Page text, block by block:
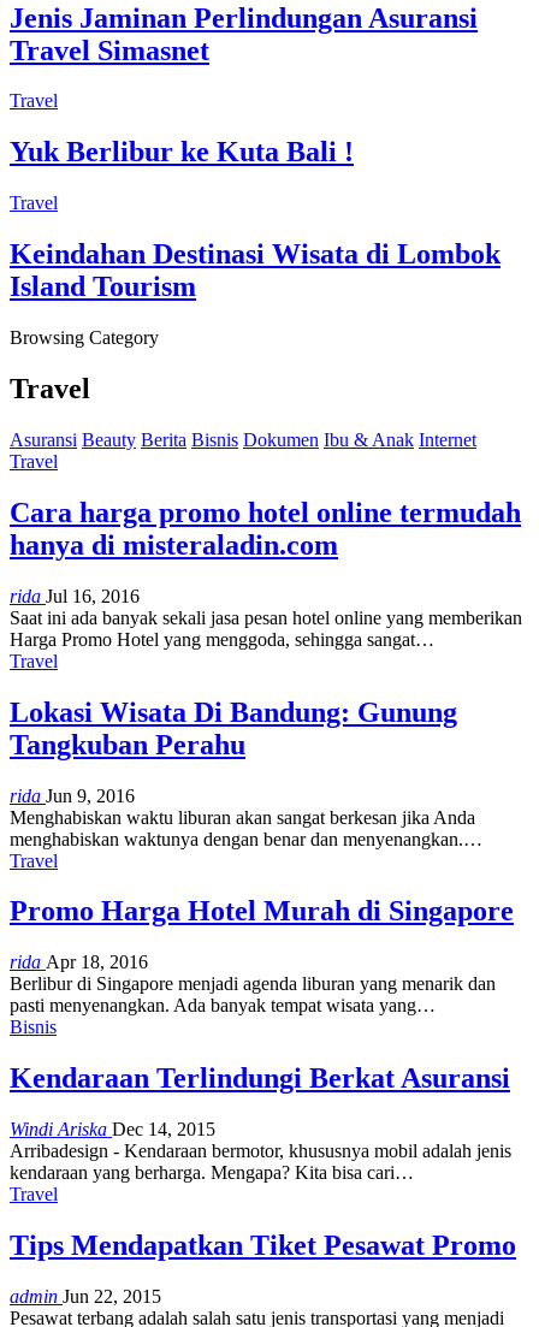
Jenis Jaminan Perlindungan Asuransi
Travel Simasnet
Travel
Yuk Berlibur ke Kuta Bali !
Travel
Keindahan Destinasi Wisata di Lombok
Island Tourism
Browsing Category
Travel
Asuransi Beauty Berita Bisnis Dokumen Ibu & Anak Internet
Travel
Cara harga promo hotel online termudah
hanya di misteraladin.com
rida Jul 16, 2016
Saat ini ada banyak sekali jasa pesan hotel online yang memberikan
Harga Promo Hotel yang menggoda, sehingga sangat…
Travel
Lokasi Wisata Di Bandung: Gunung
Tangkuban Perahu
rida Jun 9, 2016
Menghabiskan waktu liburan akan sangat berkesan jika Anda
menghabiskan waktunya dengan benar dan menyenangkan.…
Travel
Promo Harga Hotel Murah di Singapore
rida Apr 18, 2016
Berlibur di Singapore menjadi agenda liburan yang menarik dan
pasti menyenangkan. Ada banyak tempat wisata yang…
Bisnis
Kendaraan Terlindungi Berkat Asuransi
Windi Ariska Dec 14, 2015
Arribadesign - Kendaraan bermotor, khususnya mobil adalah jenis
kendaraan yang berharga. Mengapa? Kita bisa cari…
Travel
Tips Mendapatkan Tiket Pesawat Promo
admin Jun 22, 2015
Pesawat terbang adalah salah satu jenis transportasi yang menjadi